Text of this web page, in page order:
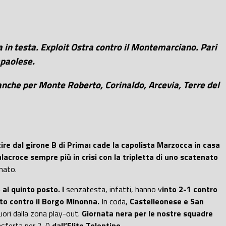
in testa. Exploit Ostra contro il Montemarciano. Pari
per Monte Roberto, Corinaldo, Arcevia, Terre del
dal girone B di Prima: cade la capolista Marzocca in casa
sempre più in crisi con la tripletta di uno scatenato
quinto posto. Isenzatesta, infatti, hanno vinto 2-1 contro
contro il Borgo Minonna. In coda, Castelleonese e San
dalla zona play-out. Giornata nera per le nostre squadre